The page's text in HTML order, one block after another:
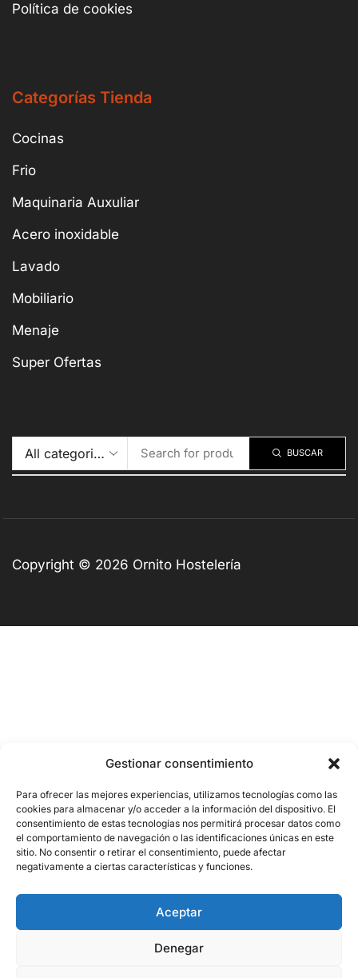
Gestionar consentimiento
Para ofrecer las mejores experiencias, utilizamos tecnologías como las
cookies para almacenar y/o acceder a la información del dispositivo. El
consentimiento de estas tecnologías nos permitirá procesar datos como
el comportamiento de navegación o las identificaciones únicas en este
sitio. No consentir o retirar el consentimiento, puede afectar
negativamente a ciertas características y funciones.
Aceptar
Denegar
Política de cookies
Categorías Tienda
Cocinas
Frio
Maquinaria Auxuliar
Acero inoxidable
Lavado
Mobiliario
Menaje
Super Ofertas
BUSCAR
Copyright © 2026 Ornito Hostelería